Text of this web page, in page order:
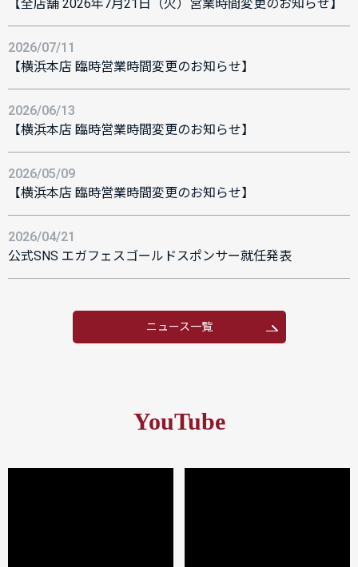
【全店舗 2026年7月21日（火）営業時間変更のお知らせ】
2026/07/11
【横浜本店 臨時営業時間変更のお知らせ】
2026/06/13
【横浜本店 臨時営業時間変更のお知らせ】
2026/05/09
【横浜本店 臨時営業時間変更のお知らせ】
2026/04/21
公式SNS エガフェスゴールドスポンサー就任発表
ニュース一覧
YouTube